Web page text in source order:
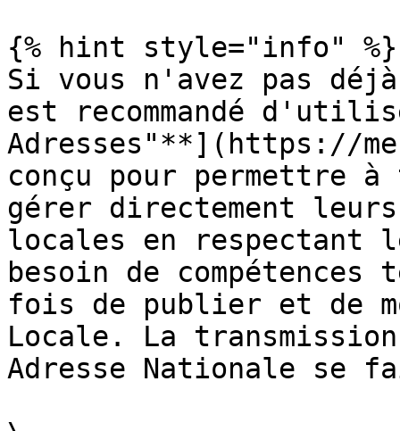
{% hint style="info" %}
Si vous n'avez pas
est recommandé
Adresses"**](https://
conçu pour permettre à
gérer directement leurs
locales en respectant
besoin de
fois de publier et de
Locale. La
Adresse Nationale se